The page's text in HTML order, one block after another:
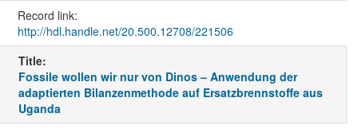
Record link:
http://hdl.handle.net/20.500.12708/221506
Title:
Fossile wollen wir nur von Dinos – Anwendung der
adaptierten Bilanzenmethode auf Ersatzbrennstoffe aus
Uganda